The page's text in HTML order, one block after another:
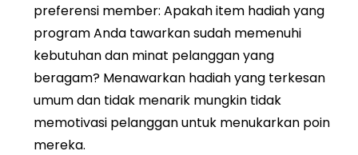
preferensi member: Apakah item hadiah yang
program Anda tawarkan sudah memenuhi
kebutuhan dan minat pelanggan yang
beragam? Menawarkan hadiah yang terkesan
umum dan tidak menarik mungkin tidak
memotivasi pelanggan untuk menukarkan poin
mereka.